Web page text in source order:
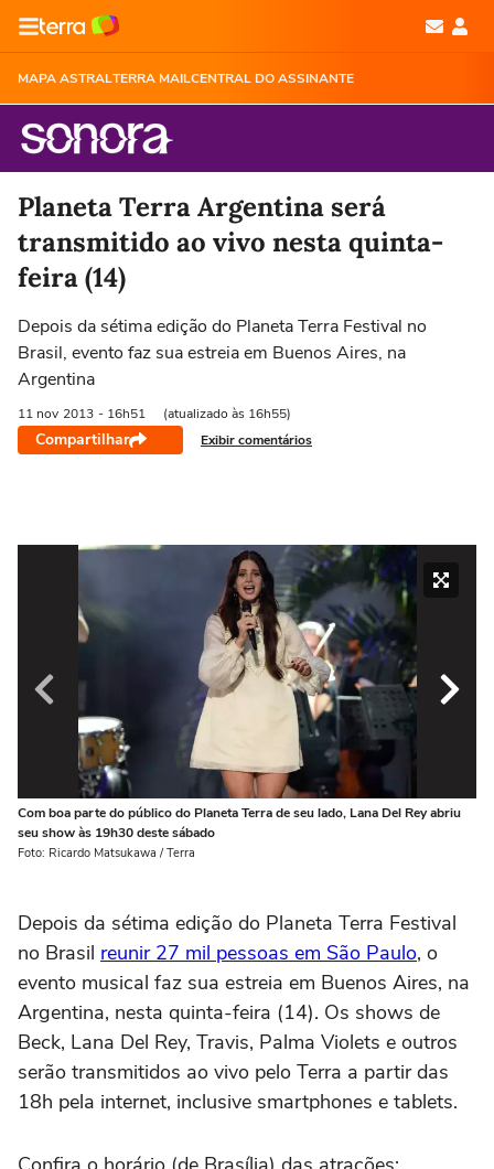
MAPA ASTRALTERRA MAILCENTRAL DO ASSINANTE
Planeta Terra Argentina será
transmitido ao vivo nesta quinta-
feira (14)
Depois da sétima edição do Planeta Terra Festival no
Brasil, evento faz sua estreia em Buenos Aires, na
Argentina
11 nov 2013 - 16h51 (atualizado às 16h55)
Compartilhar Exibir comentários
Com boa parte do público do Planeta Terra de seu lado, Lana Del Rey abriu
seu show às 19h30 deste sábado
Foto: Ricardo Matsukawa / Terra
Depois da sétima edição do Planeta Terra Festival
no Brasil reunir 27 mil pessoas em São Paulo, o
evento musical faz sua estreia em Buenos Aires, na
Argentina, nesta quinta-feira (14). Os shows de
Beck, Lana Del Rey, Travis, Palma Violets e outros
serão transmitidos ao vivo pelo Terra a partir das
18h pela internet, inclusive smartphones e tablets.